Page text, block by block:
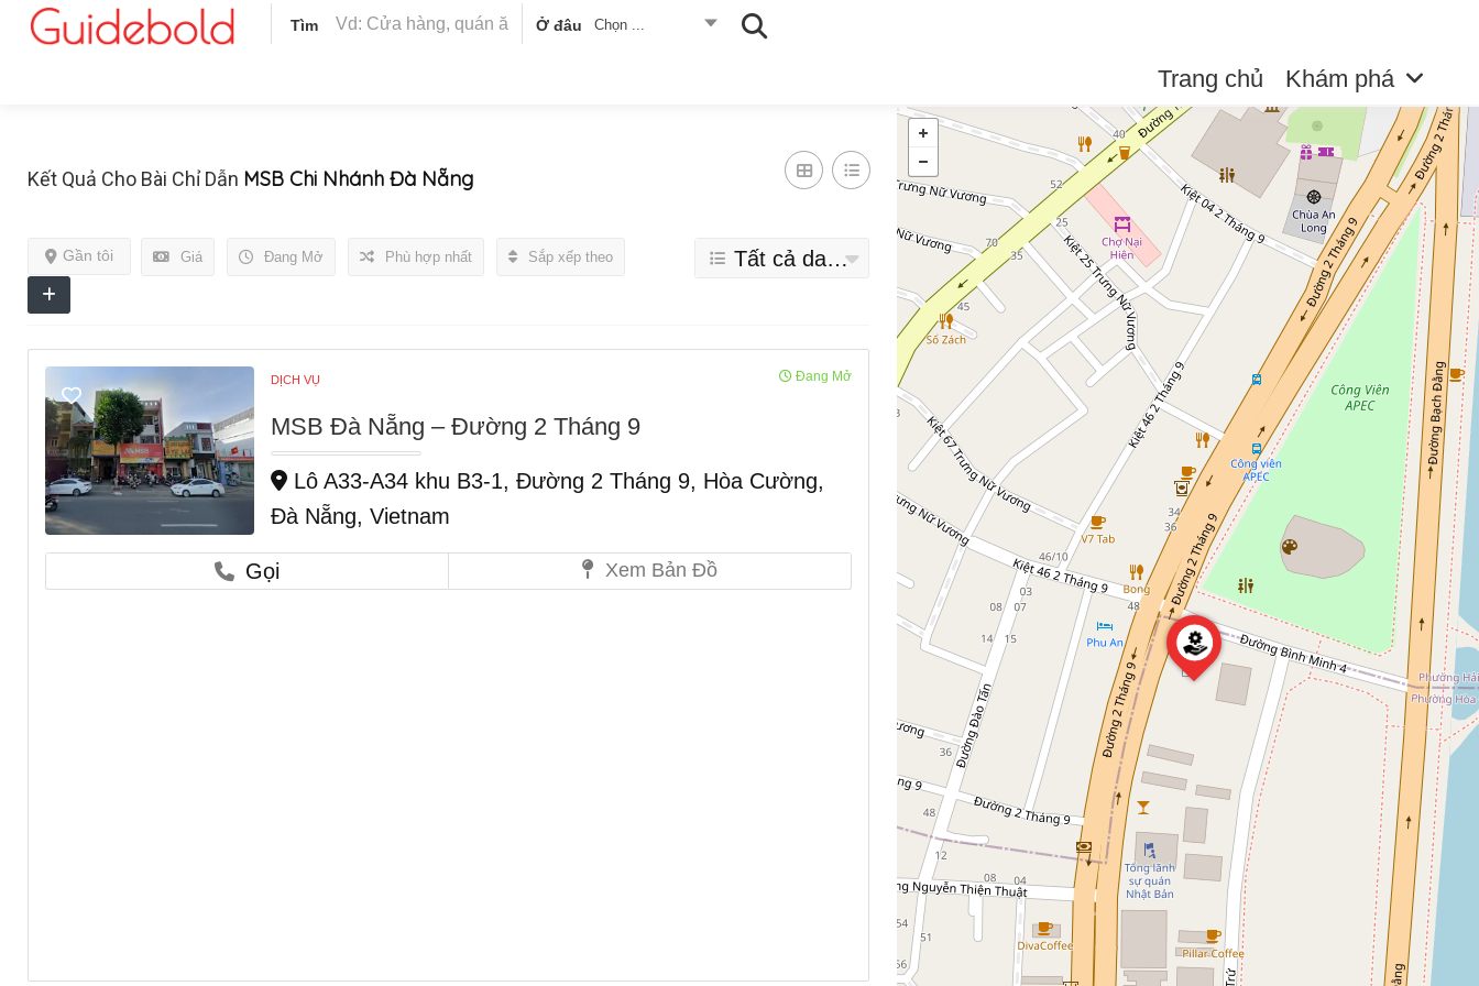
Tìm Ở đâu Chọn ...
Trang chủ Khám phá
Kết Quả Cho Bài Chỉ Dẫn MSB Chi Nhánh Đà Nẵng
Giá Đang Mở
Gần tôi Phù hợp nhất Sắp xếp theo Tất cả danh mục
DỊCH VỤ Đang Mở
MSB Đà Nẵng – Đường 2 Tháng 9
Lô A33-A34 khu B3-1, Đường 2 Tháng 9, Hòa Cường,
Đà Nẵng, Vietnam
Gọi Xem Bản Đồ